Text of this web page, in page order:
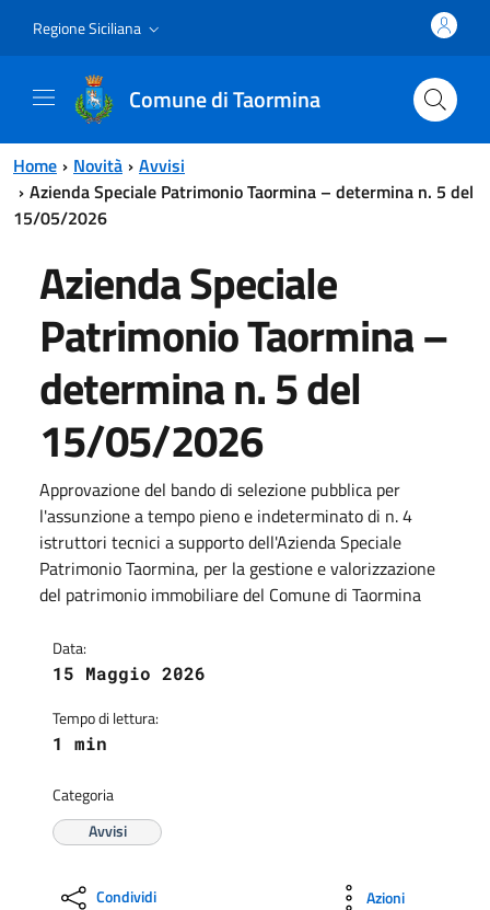
Regione Siciliana
Comune di Taormina
Home Novità
Avvisi
Azienda Speciale Patrimonio Taormina – determina n. 5 del
15/05/2026
Azienda Speciale
Patrimonio Taormina –
determina n. 5 del
15/05/2026
Approvazione del bando di selezione pubblica per
l'assunzione a tempo pieno e indeterminato di n. 4
istruttori tecnici a supporto dell'Azienda Speciale
Patrimonio Taormina, per la gestione e valorizzazione
del patrimonio immobiliare del Comune di Taormina
Data:
15 Maggio 2026
Tempo di lettura:
1 min
Categoria
Avvisi
Condividi Azioni